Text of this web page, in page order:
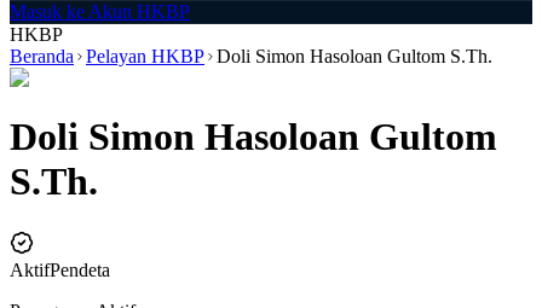
Masuk ke Akun HKBP
HKBP
Beranda
Pelayan HKBP Doli Simon Hasoloan Gultom S.Th.
Doli Simon Hasoloan Gultom
S.Th.
AktifPendeta